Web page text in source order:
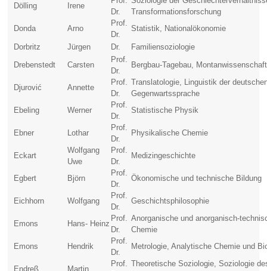
Dölling Irene
Dr.
Transformationsforschung
Donda
Arno
Prof.
Dr.
Statistik, Nationalökonomie
Dorbritz Jürgen Dr.
Familiensoziologie
Drebenstedt
Carsten
Prof.
Dr.
Bergbau-Tagebau,
Djurović Annette
Prof.
Dr.
Translatologie, Linguistik der
Gegenwartssprache
Ebeling
Werner
Prof.
Dr.
Statistische Physik
Ebner Lothar
Prof.
Dr.
Physikalische Chemie
Eckart
Wolfgang
Uwe
Prof.
Dr.
Medizingeschichte
Egbert Björn
Prof.
Dr.
Ökonomische und technische Bildung
Eichhorn Wolfgang
Prof.
Dr.
Geschichtsphilosophie
Emons Hans- Heinz
Prof.
Dr.
Anorganische und anorganisch-
Chemie
Emons
Hendrik
Prof.
Dr.
Metrologie, Analytische Chemie und
Endreß Martin
Prof.
Theoretische Soziologie, Soziologie